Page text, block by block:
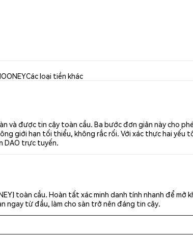
Các loại tiền khác
và được tin cậy toàn cầu. Ba bước đơn giản này cho
giới hạn tối thiểu, không rắc rối. Với xác thực hai yếu
DAO trực tuyến.
toàn cầu. Hoàn tất xác minh danh tính nhanh để mở
ngay từ đầu, làm cho sàn trở nên đáng tin cậy.